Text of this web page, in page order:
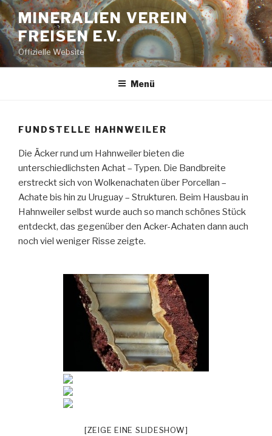
Zum
Inhalt
springen
MINERALIEN VEREIN
FREISEN E.V.
Offizielle Website
Menü
FUNDSTELLE HAHNWEILER
Die Äcker rund um Hahnweiler bieten die
unterschiedlichsten Achat – Typen. Die Bandbreite
erstreckt sich von Wolkenachaten über Porcellan –
Achate bis hin zu Uruguay – Strukturen. Beim Hausbau in
Hahnweiler selbst wurde auch so manch schönes Stück
entdeckt, das gegenüber den Acker-Achaten dann auch
noch viel weniger Risse zeigte.
[ZEIGE EINE SLIDESHOW]